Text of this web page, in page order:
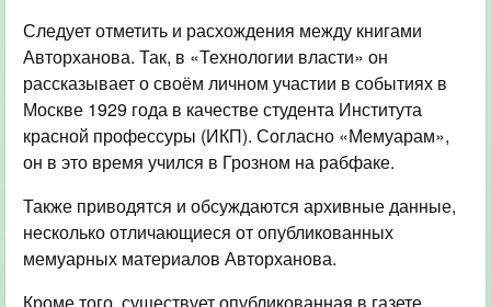
Следует отметить и расхождения между книгами
Авторханова. Так, в «Технологии власти» он
рассказывает о своём личном участии в событиях в
Москве 1929 года в качестве студента Института
красной профессуры (ИКП). Согласно «Мемуарам»,
он в это время учился в Грозном на рабфаке.
Также приводятся и обсуждаются архивные данные,
несколько отличающиеся от опубликованных
мемуарных материалов Авторханова.
Кроме того, существует опубликованная в газете